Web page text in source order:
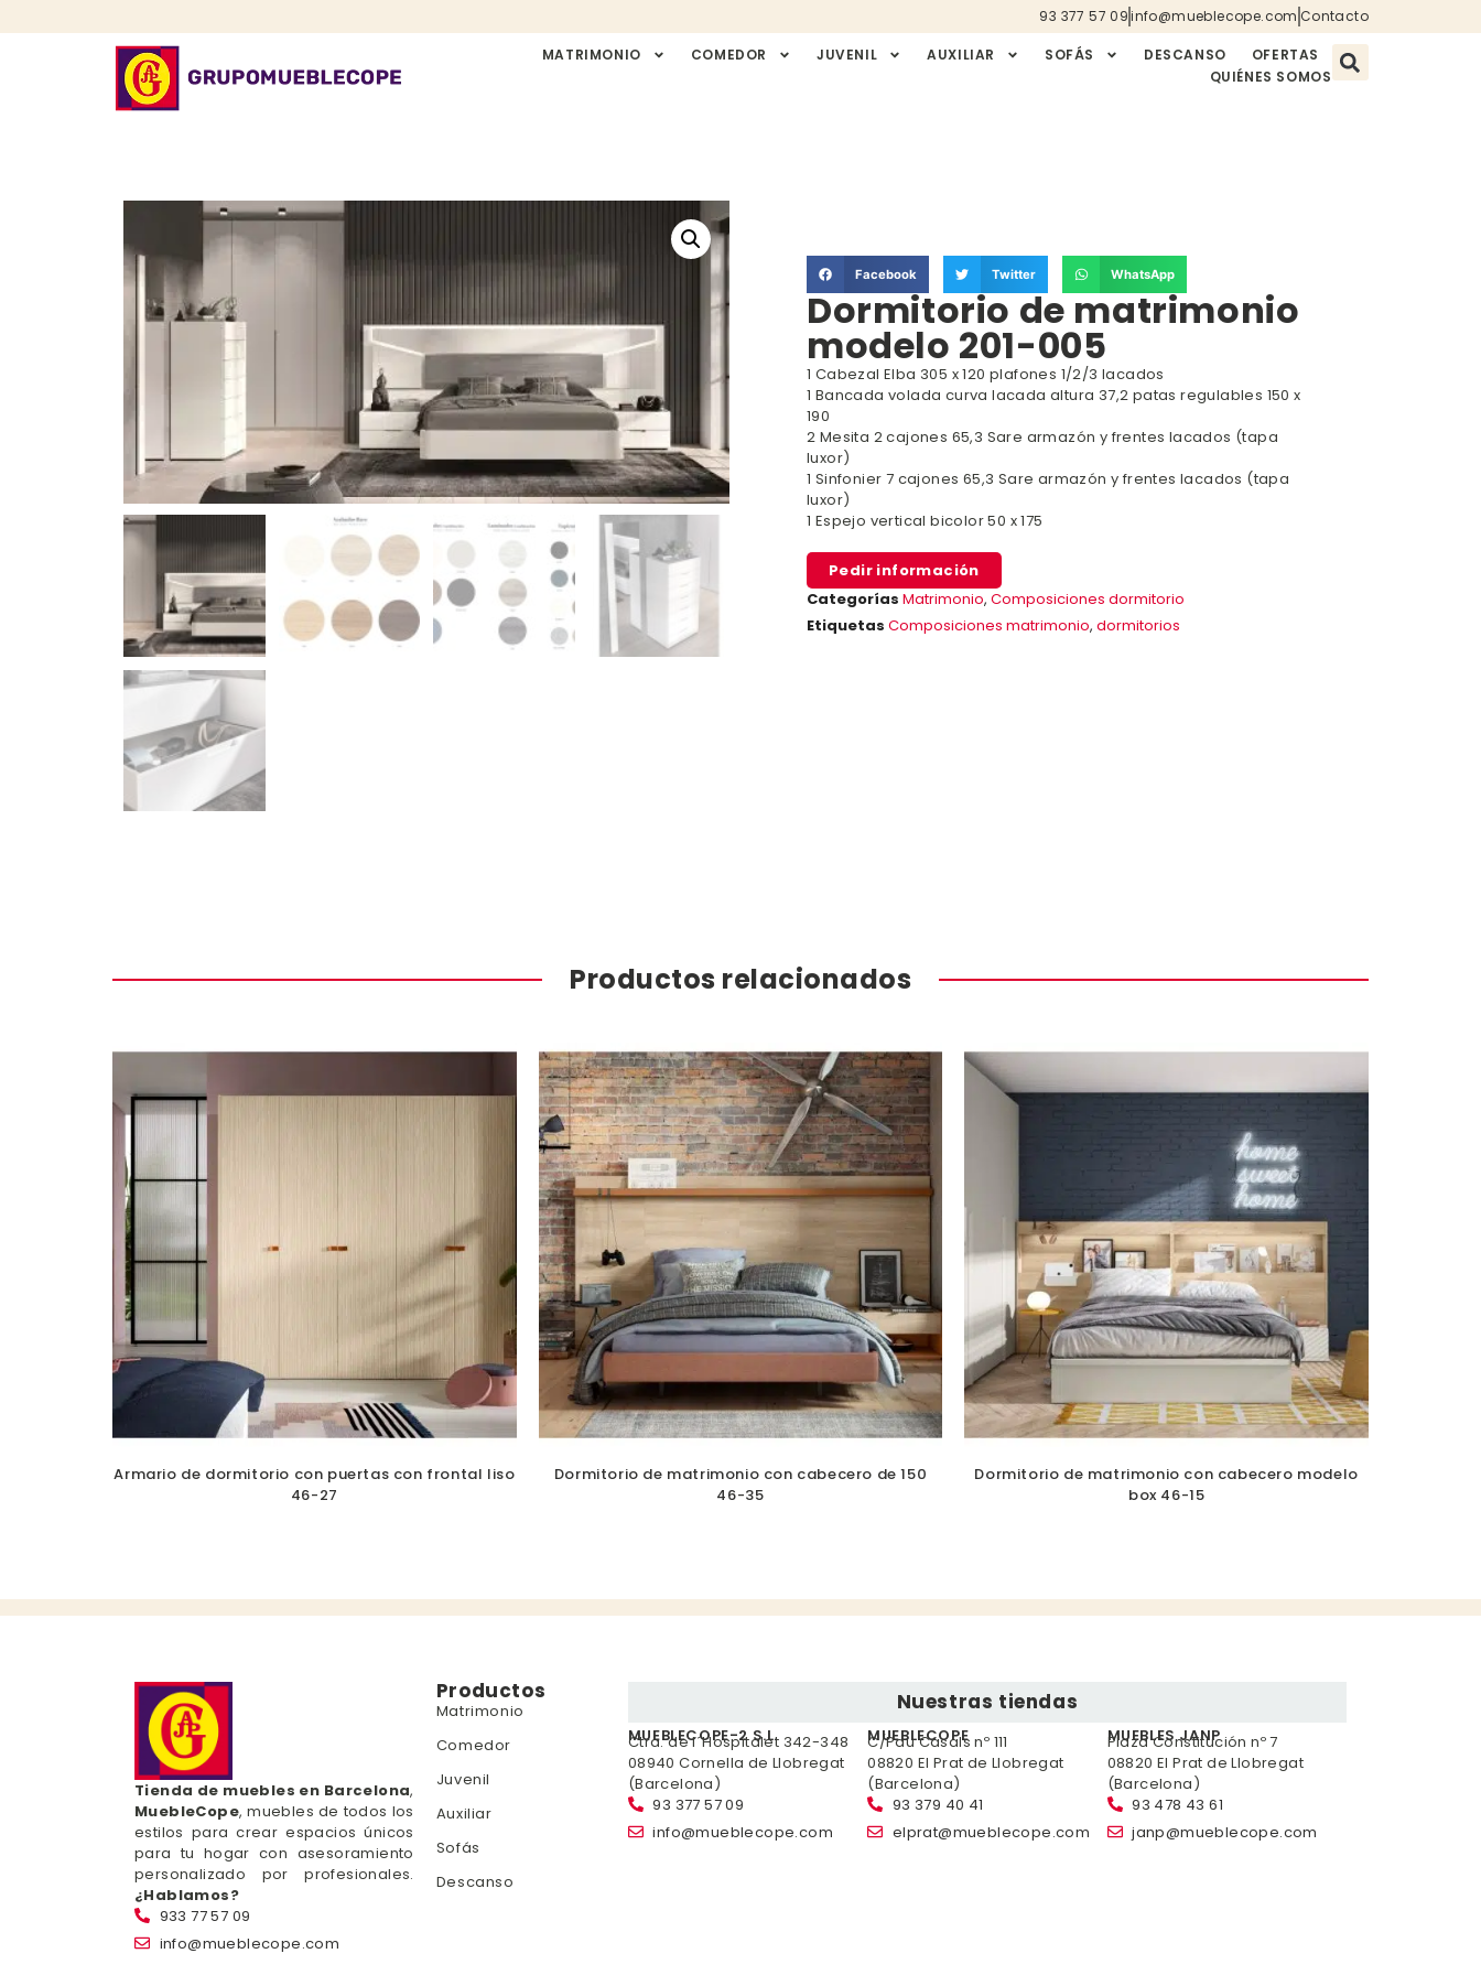
93 377 57 09info@mueblecope.com Contacto
MATRIMONIO COMEDOR JUVENIL AUXILIAR SOFÁS DESCANSO
OFERTAS
QUIÉNES SOMOS
Facebook Twitter WhatsApp
Dormitorio de matrimonio
modelo 201-005
1 Cabezal Elba 305 x 120 plafones 1/2/3 lacados
1 Bancada volada curva lacada altura 37,2 patas regulables 150 x
190
2 Mesita 2 cajones 65,3 Sare armazón y frentes lacados (tapa
luxor)
1 Sinfonier 7 cajones 65,3 Sare armazón y frentes lacados (tapa
luxor)
1 Espejo vertical bicolor 50 x 175
Pedir información
Categorías Matrimonio, Composiciones dormitorio
Etiquetas Composiciones matrimonio, dormitorios
Productos relacionados
Armario de dormitorio con puertas con frontal liso
46-27
Dormitorio de matrimonio con cabecero de 150
46-35
Dormitorio de matrimonio con cabecero modelo
box 46-15
Tienda de muebles en Barcelona,
MuebleCope, muebles de todos los
estilos para crear espacios únicos
para tu hogar con asesoramiento
personalizado por profesionales.
¿Hablamos?
933 77 57 09
info@mueblecope.com
Productos
Matrimonio
Comedor
Juvenil
Auxiliar
Sofás
Descanso
Nuestras tiendas
MUEBLECOPE-2 S.L.
Ctra. de l´Hospitalet 342-348
08940 Cornella de Llobregat
(Barcelona)
93 377 57 09
info@mueblecope.com
MUEBLECOPE
C/Pau Casals nº 111
08820 El Prat de Llobregat
(Barcelona)
93 379 40 41
elprat@mueblecope.com
MUEBLES JANP
Plaza Constitución nº 7
08820 El Prat de Llobregat
(Barcelona)
93 478 43 61
janp@mueblecope.com